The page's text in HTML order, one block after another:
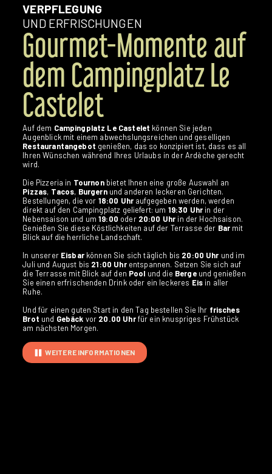
VERPFLEGUNG
UND ERFRISCHUNGEN
Gourmet-Momente auf
dem Campingplatz Le
Castelet
Auf dem Campingplatz Le Castelet können Sie jeden
Augenblick mit einem abwechslungsreichen und geselligen
Restaurantangebot genießen, das so konzipiert ist, dass es all
Ihren Wünschen während Ihres Urlaubs in der Ardèche gerecht
wird.
Die Pizzeria in Tournonbietet Ihnen eine große Auswahl an
Pizzas, Tacos, Burgernund anderen leckeren Gerichten.
Bestellungen, die vor 18:00 Uhr aufgegeben werden, werden
direkt auf den Campingplatz geliefert: um 19:30 Uhr in der
Nebensaison und um19:00 oder 20:00 Uhr in der Hochsaison.
Genießen Sie diese Köstlichkeiten auf der Terrasse der Bar mit
Blick auf die herrliche Landschaft.
In unserer Eisbarkönnen Sie sich täglich bis 20:00 Uhr und im
Juli und August bis 21:00 Uhrentspannen. Setzen Sie sich auf
die Terrasse mit Blick auf den Pool und die Bergeund genießen
Sie einen erfrischenden Drink oder ein leckeres Eisin aller
Ruhe.
Und für einen guten Start in den Tag bestellen Sie Ihr frisches
Brot und Gebäck vor 20.00 Uhrfür ein knuspriges Frühstück
am nächsten Morgen.
WEITERE INFORMATIONEN